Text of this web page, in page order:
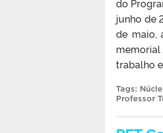
do
junho de
de maio,
trabalho
Tags:
Professor